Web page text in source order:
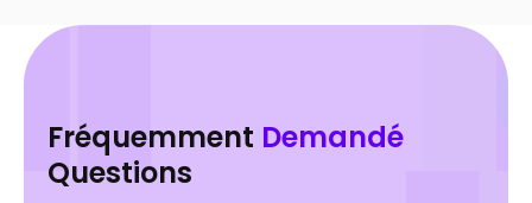
Fréquemment Demandé
Questions